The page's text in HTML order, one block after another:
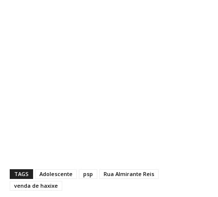
TAGS Adolescente psp
Rua Almirante Reis
venda de haxixe